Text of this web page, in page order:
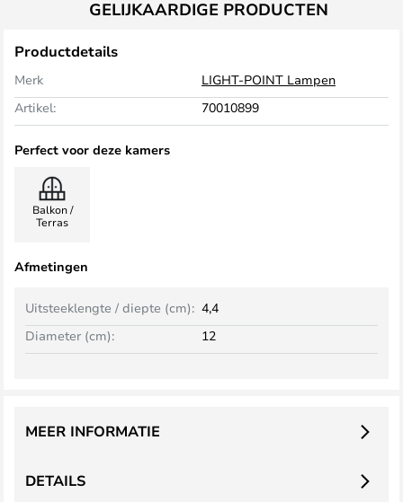
GELIJKAARDIGE PRODUCTEN
Productdetails
Merk
LIGHT-POINT Lampen
Artikel:
70010899
Perfect voor deze kamers
Balkon /
Terras
Afmetingen
Uitsteeklengte / diepte (cm): 4,4
Diameter (cm):
12
DETAILS
MEER INFORMATIE